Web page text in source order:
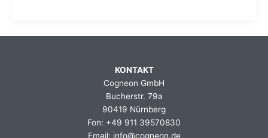
KONTAKT
Cogneon GmbH
Bucherstr. 79a
90419 Nürnberg
Fon: +49 911 39570830
Email: info@cogneon.de